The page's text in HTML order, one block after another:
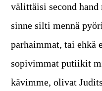
välittäisi second
sinne silti mennä
parhaimmat, tai ehkä
sopivimmat putiikit
kävimme, olivat